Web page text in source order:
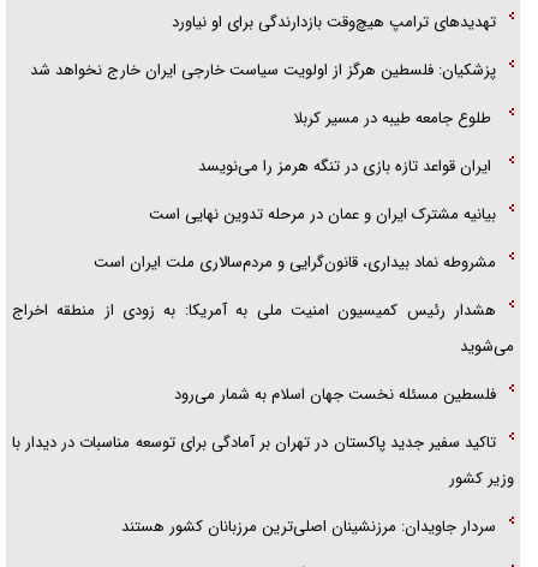
تهدید‌های ترامپ هیچ‌وقت بازدارندگی برای او نیاورد
پزشکیان: فلسطین هرگز از اولویت سیاست خارجی ایران خارج نخواهد شد
طلوع جامعه طیبه در مسیر کربلا
ایران قواعد تازه بازی در تنگه هرمز را می‌نویسد
بیانیه مشترک ایران و عمان در مرحله تدوین نهایی است
مشروطه نماد بیداری، قانون‌گرایی و مردم‌سالاری ملت ایران است
هشدار رئیس کمیسیون امنیت ملی به آمریکا: به زودی از منطقه اخراج
می‌شوید
فلسطین مسئله نخست جهان اسلام به شمار می‌رود
تاکید سفیر جدید پاکستان در تهران بر آمادگی برای توسعه مناسبات در دیدار با
وزیر کشور
سردار جاویدان: مرزنشینان اصلی‌ترین مرزبانان کشور هستند